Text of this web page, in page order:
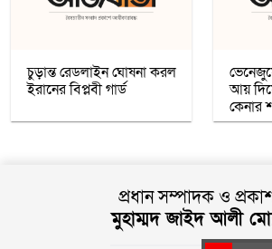
চার খনি থেকে ৭৮ লাখ
সৌদি রাষ্ট্রীয় কোম্পানি
আলোচনা
কৌশলের নামে বিএনপি
চুড়ান্ত রেডলাইন ঘোষনা করল
ইরানের বিপ্লবী গার্ড
আয়
কেনার
প্রধান সম্পাদক ও
মুহাম্মদ জাইদ আলী